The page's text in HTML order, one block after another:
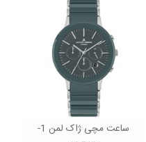
ساعت مچی ژاک لمن 1-